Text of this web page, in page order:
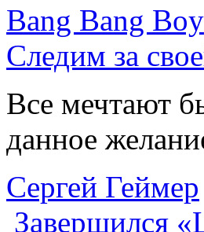
Bang Bang Boy
Следим за
Все мечтают
данное
Сергей Геймер
Завершился